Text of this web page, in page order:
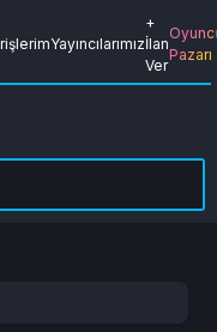
Yayıncılarımız
+
İlan
Ver
Pazarı